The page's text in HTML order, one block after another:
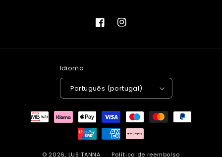
FacebookInstagram
Idioma
Português (portugal)
Métodos
© 2026, LUSITANNA Política de reembolso